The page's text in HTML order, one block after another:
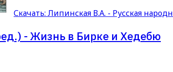
Скачать: Липинская В.А. - Русская
- Жизнь в Бирке и Хедебю